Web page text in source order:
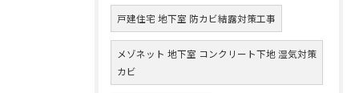
戸建住宅 地下室 防カビ結露対策工事
メゾネット 地下室 コンクリート下地 湿気対策
カビ